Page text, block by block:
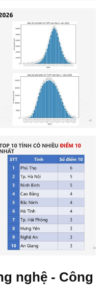
nghệ - Công